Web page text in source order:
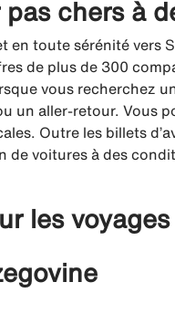
chers à
en toute sérénité vers
de plus de 300
vous recherchez
un aller-retour. Vous
Outre les billets
de voitures à des
les